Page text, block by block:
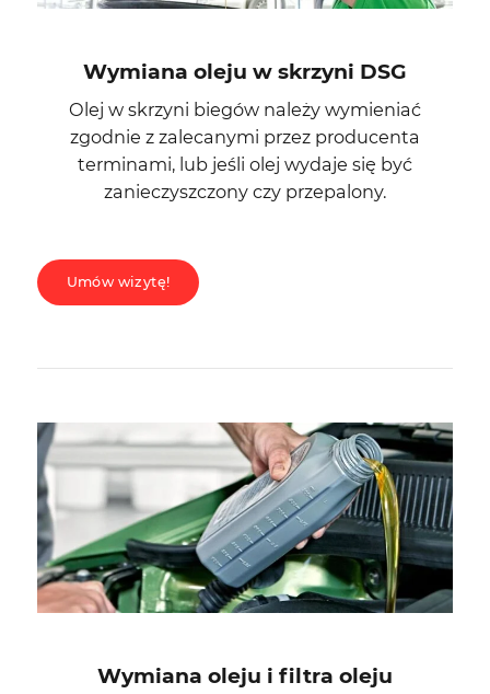
Wymiana oleju w skrzyni DSG
Olej w skrzyni biegów należy wymieniać
zgodnie z zalecanymi przez producenta
terminami, lub jeśli olej wydaje się być
zanieczyszczony czy przepalony.
Umów wizytę!
Wymiana oleju i filtra oleju